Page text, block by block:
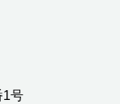
1号